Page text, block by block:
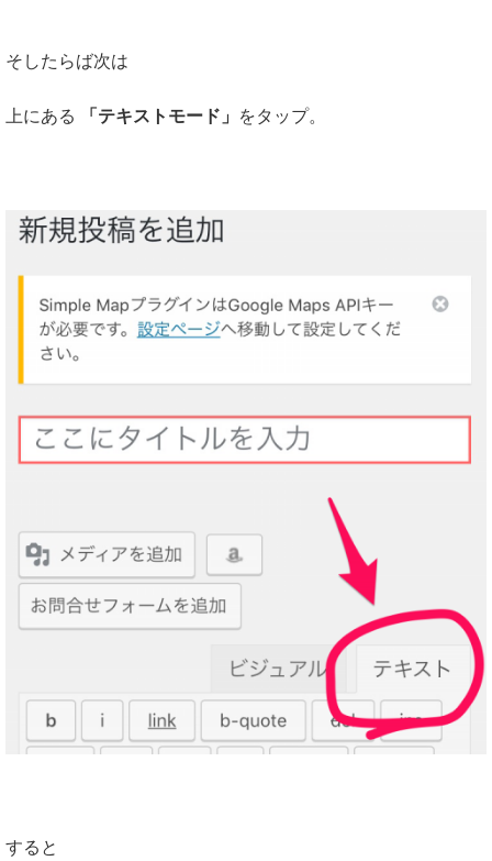
そしたらば次は
上にある 「テキストモード」 をタップ。
すると